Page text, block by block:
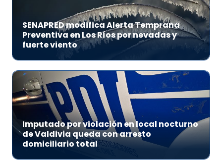
SENAPRED modifica Alerta Temprana
Preventiva en Los Ríos por nevadas y
fuerte viento
Imputado por violación en local nocturno
de Valdivia queda con arresto
domiciliario total